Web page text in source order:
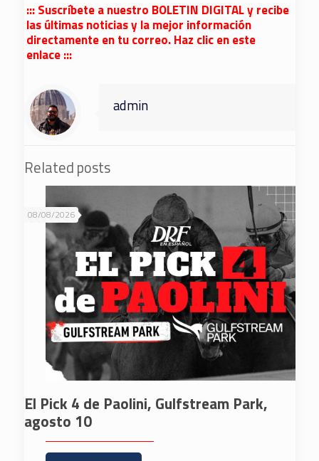
::: Suscríbete a nuestro BOLETIN DIGITAL y recibe
las últimas noticias y la mejor información
directamente en tu correo. Haz clic en este
enlace :::
admin
Related posts
08/08/2026
El Pick 4 de Paolini, Gulfstream Park,
agosto 10